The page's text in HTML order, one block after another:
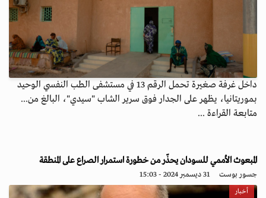
داخل غرفة صغيرة تحمل الرقم 13 في مستشفى الطب النفسي الوحيد
بموريتانيا، يظهر على الجدار فوق سرير الشاب "سيدي"، البالغ من...
متابعة القراءة ...
المبعوث الأممي للسودان يحذّر من خطورة استمرار الصراع على المنطقة
جسور بوست 31 ديسمبر 2024 - 15:03
أخبار